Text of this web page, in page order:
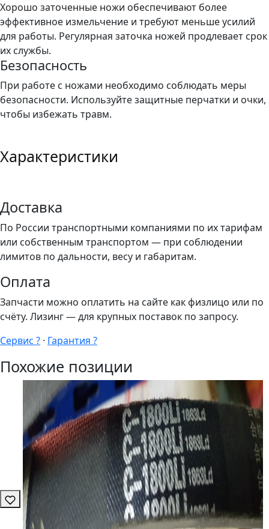
Хорошо заточенные ножи обеспечивают более
эффективное измельчение и требуют меньше усилий
для работы. Регулярная заточка ножей продлевает срок
их службы.
Безопасность
При работе с ножами необходимо соблюдать меры
безопасности. Используйте защитные перчатки и очки,
чтобы избежать травм.
Характеристики
Доставка
По России транспортными компаниями по их тарифам
или собственным транспортом — при соблюдении
лимитов по дальности, весу и габаритам.
Оплата
Запчасти можно оплатить на сайте как физлицо или по
счёту. Лизинг — для крупных поставок по запросу.
Сервис ? · Гарантия ?
Похожие позиции